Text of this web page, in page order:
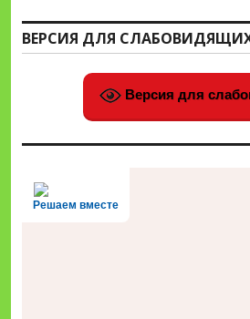
ВЕРСИЯ ДЛЯ
Версия для
Решаем вместе